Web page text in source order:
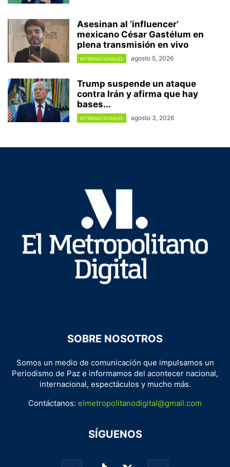
Asesinan al ‘influencer’
mexicano César Gastélum en
plena transmisión en vivo
INTERNACIONALES agosto 5, 2026
Trump suspende un ataque
contra Irán y afirma que hay
bases...
INTERNACIONALES agosto 3, 2026
SOBRE NOSOTROS
Somos un medio de comunicación que impulsamos un
Periodismo de Paz e informamos del acontecer nacional,
internacional, espectáculos y mucho más.
Contáctanos: elmetropolitanodigital@gmail.com
SÍGUENOS